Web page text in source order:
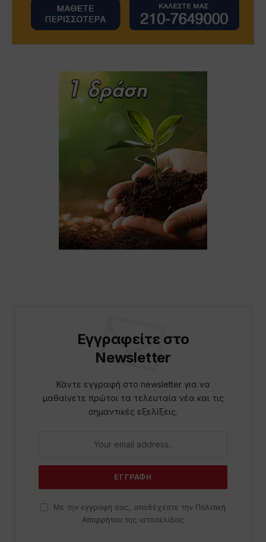
Εγγραφείτε στο
Newsletter
Κάντε εγγραφή στο newsletter για να
μαθαίνετε πρώτοι τα τελευταία νέα και τις
σημαντικές εξελίξεις.
Με την εγγραφή σας, αποδέχεστε την Πολιτική
Απορρήτου της ιστοσελίδας